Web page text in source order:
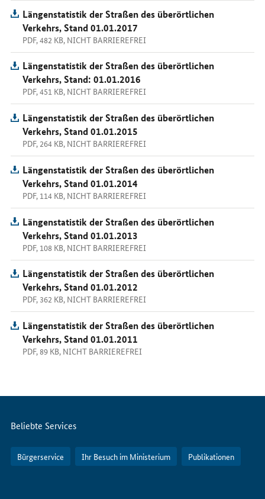
Längenstatistik der Straßen des überörtlichen
Verkehrs, Stand 01.01.2017
PDF, 482 KB, NICHT BARRIEREFREI
Längenstatistik der Straßen des überörtlichen
Verkehrs, Stand: 01.01.2016
PDF, 451 KB, NICHT BARRIEREFREI
Längenstatistik der Straßen des überörtlichen
Verkehrs, Stand 01.01.2015
PDF, 264 KB, NICHT BARRIEREFREI
Längenstatistik der Straßen des überörtlichen
Verkehrs, Stand 01.01.2014
PDF, 114 KB, NICHT BARRIEREFREI
Längenstatistik der Straßen des überörtlichen
Verkehrs, Stand 01.01.2013
PDF, 108 KB, NICHT BARRIEREFREI
Längenstatistik der Straßen des überörtlichen
Verkehrs, Stand 01.01.2012
PDF, 362 KB, NICHT BARRIEREFREI
Längenstatistik der Straßen des überörtlichen
Verkehrs, Stand 01.01.2011
PDF, 89 KB, NICHT BARRIEREFREI
Servicemenü
Beliebte Services
Bürgerservice Ihr Besuch im Ministerium Publikationen